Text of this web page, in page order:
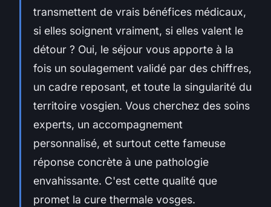
transmettent de vrais bénéfices médicaux,
si elles soignent vraiment, si elles valent le
détour ? Oui, le séjour vous apporte à la
fois un soulagement validé par des chiffres,
un cadre reposant, et toute la singularité du
territoire vosgien. Vous cherchez des soins
experts, un accompagnement
personnalisé, et surtout cette fameuse
réponse concrète à une pathologie
envahissante. C'est cette qualité que
promet la cure thermale vosges.